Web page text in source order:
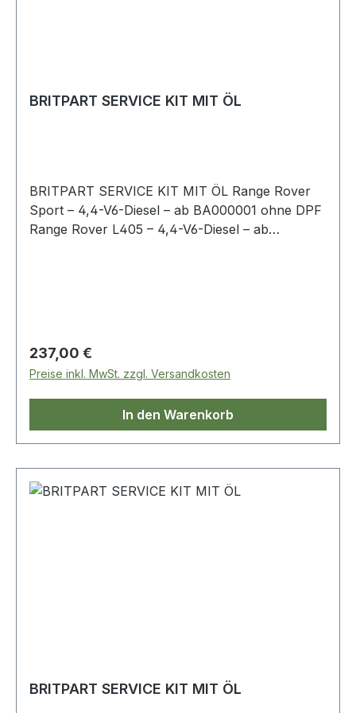
BRITPART SERVICE KIT MIT ÖL
BRITPART SERVICE KIT MIT ÖL Range Rover
Sport – 4,4-V6-Diesel – ab BA000001 ohne DPF
Range Rover L405 – 4,4-V6-Diesel – ab
Regulärer Preis:
237,00 €
Preise inkl. MwSt. zzgl. Versandkosten
In den Warenkorb
BRITPART SERVICE KIT MIT ÖL